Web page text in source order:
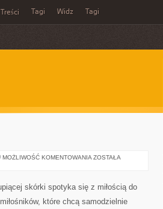
Tagi Widz Tagi
MOŻLIWOŚĆ KOMENTOWANIA WYPIEKI
ZOSTAŁA
skórki spotyka się z miłością do
które chcą samodzielnie